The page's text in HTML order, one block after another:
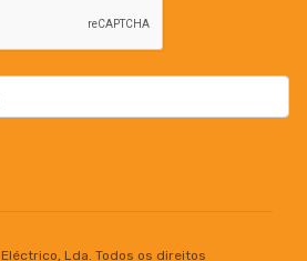
Lda. Todos os direitos